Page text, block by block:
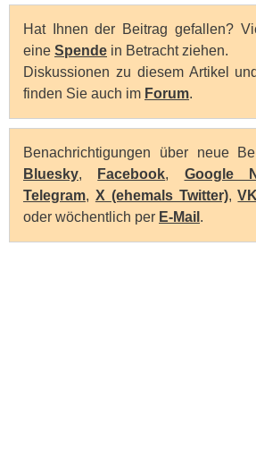
Hat Ihnen der Beitrag gefallen?
eine Spende in Betracht ziehen.
Diskussionen zu diesem Artikel
finden Sie auch im Forum.
Benachrichtigungen über neue
Bluesky, Facebook, Google
Telegram, X (ehemals Twitter),VK
oder wöchentlich per E-Mail .